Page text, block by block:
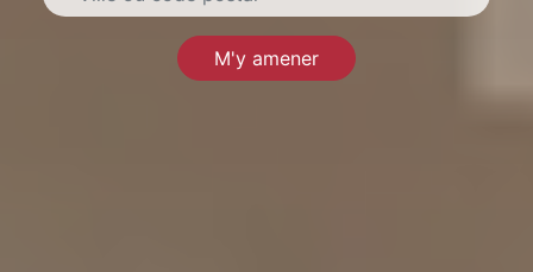
M'y amener